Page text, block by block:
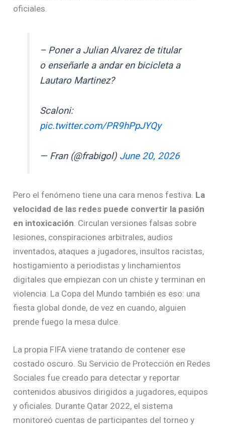
oficiales.
– Poner a Julian Alvarez de titular
o enseñarle a andar en bicicleta a
Lautaro Martinez?
Scaloni:
pic.twitter.com/PR9hPpJYQy
— Fran (@frabigol) June 20, 2026
Pero el fenómeno tiene una cara menos festiva. La
velocidad de las redes puede convertir la pasión
en intoxicación . Circulan versiones falsas sobre
lesiones, conspiraciones arbitrales, audios
inventados, ataques a jugadores, insultos racistas,
hostigamiento a periodistas y linchamientos
digitales que empiezan con un chiste y terminan en
violencia. La Copa del Mundo también es eso: una
fiesta global donde, de vez en cuando, alguien
prende fuego la mesa dulce.
La propia FIFA viene tratando de contener ese
costado oscuro. Su Servicio de Protección en Redes
Sociales fue creado para detectar y reportar
contenidos abusivos dirigidos a jugadores, equipos
y oficiales. Durante Qatar 2022, el sistema
monitoreó cuentas de participantes del torneo y